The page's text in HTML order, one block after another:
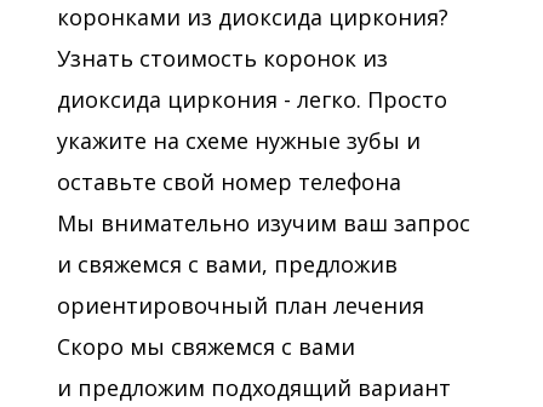
коронками из диоксида циркония?
Узнать стоимость коронок из
диоксида циркония - легко. Просто
укажите на схеме нужные зубы и
оставьте свой номер телефона
Мы внимательно изучим ваш запрос
и свяжемся с вами, предложив
ориентировочный план лечения
Скоро мы свяжемся с вами
и предложим подходящий вариант